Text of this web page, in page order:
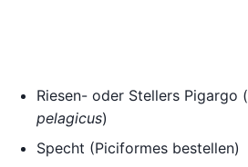
Riesen- oder Stellers Pigargo (
pelagicus)
Specht (Piciformes bestellen)